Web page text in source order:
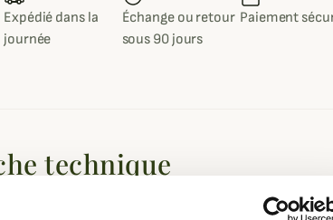
Expédié dans la
journée
Échange ou retour
sous 90 jours
Paiement
technique